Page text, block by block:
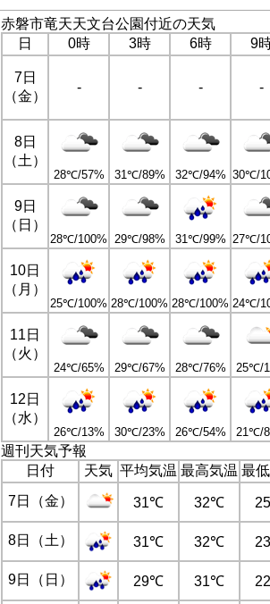
赤磐市竜天天文台公園付近の天気
日
0時 3時 6時 9
7日
（金）
- - - -
8日
（土）
28℃/57% 31℃/89% 32℃/94% 30℃/
9日
（日）
28℃/100% 29℃/98% 31℃/99% 27℃/
10日
（月）
25℃/100% 28℃/100% 28℃/100% 24℃/
11日
（火）
24℃/65% 29℃/67% 28℃/76% 25℃/
12日
（水）
26℃/13% 30℃/23% 26℃/54% 21℃/
週刊天気予報
日付
天気 平均気温 最高気温 最
7日（金）
31℃ 32℃
8日（土） 31℃ 32℃
9日（日） 29℃ 31℃